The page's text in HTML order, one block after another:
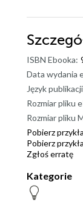
ISBN Ebooka:
Data wydania
Język
Rozmiar pliku
Rozmiar pliku
Pobierz
Pobierz
Zgłoś erratę
Kategorie